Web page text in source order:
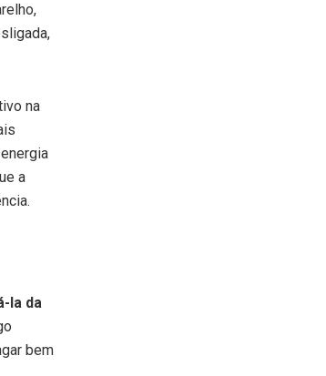
na
a
la da
bem